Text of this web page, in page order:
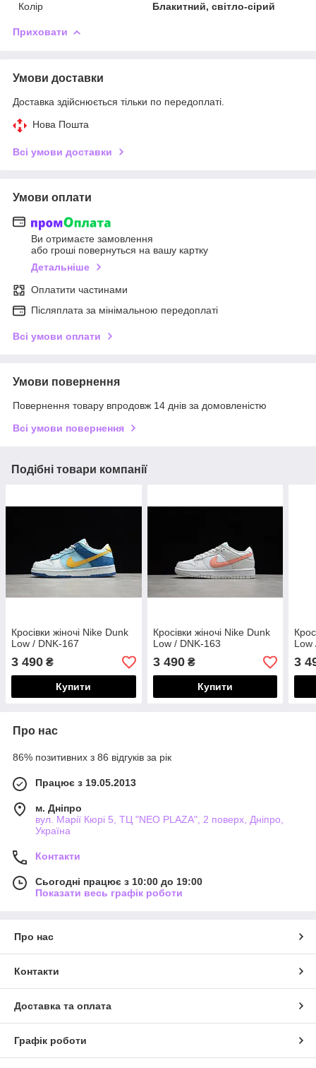
Колір
Блакитний, світло-сірий
Приховати
Умови доставки
Доставка здійснюється тільки по передоплаті.
Нова Пошта
Всі умови доставки
Умови оплати
Ви отримаєте замовлення
або гроші повернуться на вашу картку
Детальніше
Оплатити частинами
Післяплата за мінімальною передоплаті
Всі умови оплати
Умови повернення
Повернення товару впродовж 14 днів за домовленістю
Всі умови повернення
Подібні товари компанії
Кросівки жіночі Nike Dunk
Low / DNK-167
3 490 ₴
Купити
Кросівки жіночі Nike Dunk
Low / DNK-163
3 490₴
Купити
Low
3
Про нас
86% позитивних з 86 відгуків за рік
Працює з 19.05.2013
м. Дніпро
вул. Марії Кюрі 5, ТЦ "NEO PLAZA", 2 поверх, Дніпро,
Україна
Контакти
Сьогодні працює з 10:00 до 19:00
Показати весь графік роботи
Про нас
Контакти
Доставка та оплата
Графік роботи